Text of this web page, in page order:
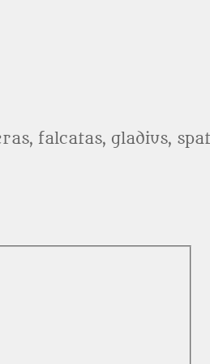
falcatas, gladius,